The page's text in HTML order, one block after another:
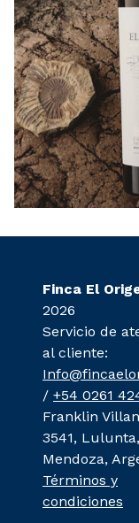
Finca El
2026
Servicio de
al cliente:
/ +54 0261
Franklin
3541,
Mendoza,
Términos y
condiciones